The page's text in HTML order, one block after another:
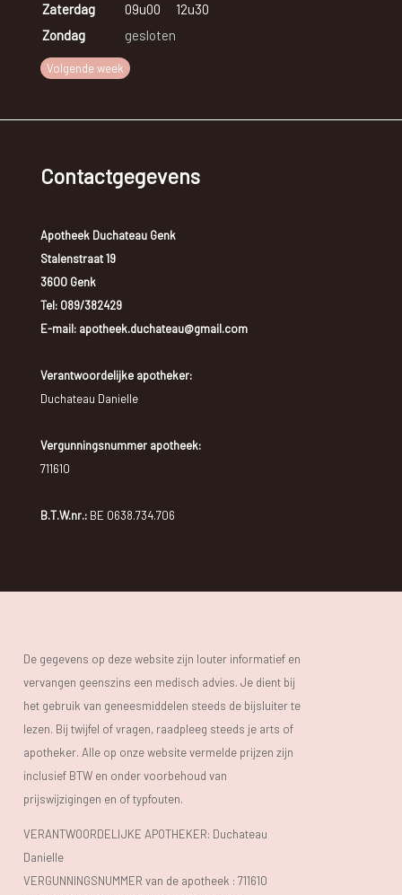
Zaterdag
09u00
12u30
Zondag
gesloten
Volgende week
Contactgegevens
Apotheek Duchateau Genk
Stalenstraat 19
3600 Genk
Tel: 089/382429
E-mail: apotheek.duchateau@gmail.com
Verantwoordelijke apotheker:
Duchateau Danielle
Vergunningsnummer apotheek:
711610
B.T.W.nr.:BE 0638.734.706
De gegevens op deze website zijn louter informatief en
vervangen geenszins een medisch advies. Je dient bij
het gebruik van geneesmiddelen steeds de bijsluiter te
lezen. Bij twijfel of vragen, raadpleeg steeds je arts of
apotheker. Alle op onze website vermelde prijzen zijn
inclusief BTW en onder voorbehoud van
prijswijzigingen en of typfouten.
VERANTWOORDELIJKE APOTHEKER: Duchateau
Danielle
VERGUNNINGSNUMMER van de apotheek : 711610